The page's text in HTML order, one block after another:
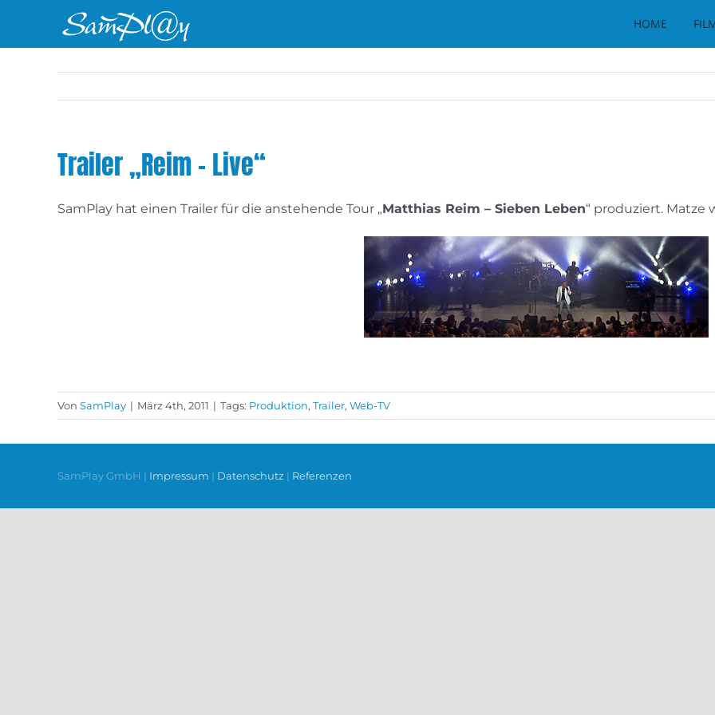
HOME
Trailer „Reim – Live“
SamPlay hat einen Trailer für die anstehende Tour „Matthias Reim – Sieben Leben“ produziert. Matze
Von SamPlay | März 4th, 2011 | Tags: Produktion, Trailer, Web-TV
SamPlay GmbH | Impressum | Datenschutz | Referenzen